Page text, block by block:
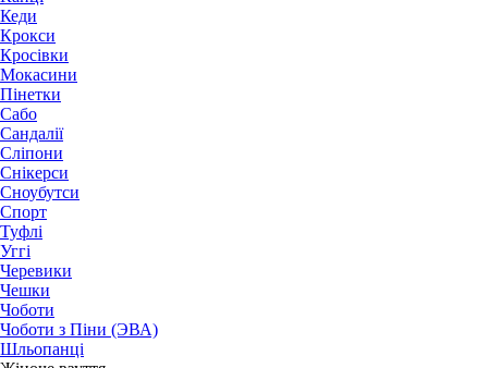
Кеди
Крокси
Кросівки
Мокасини
Пінетки
Сабо
Сандалії
Сліпони
Снікерси
Сноубутси
Спорт
Туфлі
Уггі
Черевики
Чешки
Чоботи
Чоботи з Піни (ЭВА)
Шльопанці